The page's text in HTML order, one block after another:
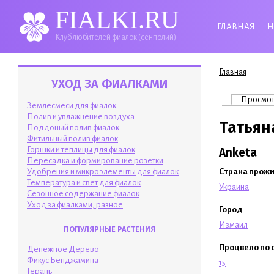
FIALKI.RU
Клуб любителей фиалок (сенполий)
ГЛАВНАЯ
УХОД ЗА ФИАЛКАМИ
Землесмеси для фиалок
Полив и увлажнение воздуха
Поддоный полив фиалок
Фитильный полив фиалок
Горшки и теплицы для фиалок
Пересадка и формирование розетки
Удобрения и микроэлементы для фиалок
Температура и свет для фиалок
Сезонное содержание фиалок
Уход за фиалками, разное
ПОПУЛЯРНЫЕ РАСТЕНИЯ
Денежное Дерево
Фикус Бенджамина
Герань
Вы здесь
Главная
Главные
Anketa
Страна
Украина
Город
Измаил
Процвело по
15